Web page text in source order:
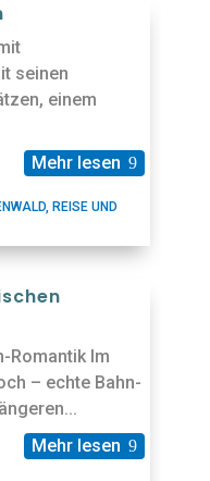
seinen
einem
Mehr lesen
, REISE UND
Romantik Im
– echte Bahn-
Mehr lesen